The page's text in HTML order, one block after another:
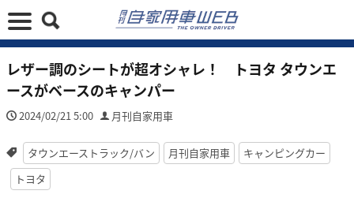
レザー調のシートが超オシャレ！ トヨタ タウンエ
ースがベースのキャンパー
2024/02/21 5:00 月刊自家用車
タウンエーストラック/バン 月刊自家用車
キャンピングカー
トヨタ